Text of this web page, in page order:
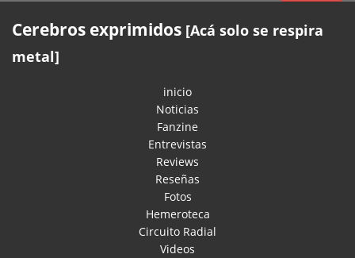
Cerebros exprimidos [Acá solo se respira
metal]
inicio
Noticias
Fanzine
Entrevistas
Reviews
Reseñas
Fotos
Hemeroteca
Circuito Radial
Videos